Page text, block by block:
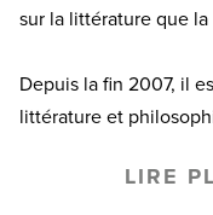
sur la littérature que
Depuis la fin 2007, il
littérature et
LIRE